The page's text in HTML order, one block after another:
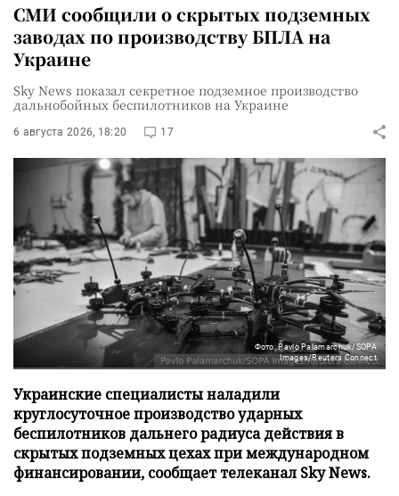
СМИ сообщили о скрытых подземных
заводах по производству БПЛА на
Украине
Sky News показал секретное подземное производство
дальнобойных беспилотников на Украине
6 августа 2026, 18:20 17
Фото: Pavlo Palamarchuk/SOPA
Images/Reuters Connect
Украинские специалисты наладили
круглосуточное производство ударных
беспилотников дальнего радиуса действия в
скрытых подземных цехах при международном
финансировании, сообщает телеканал Sky News.